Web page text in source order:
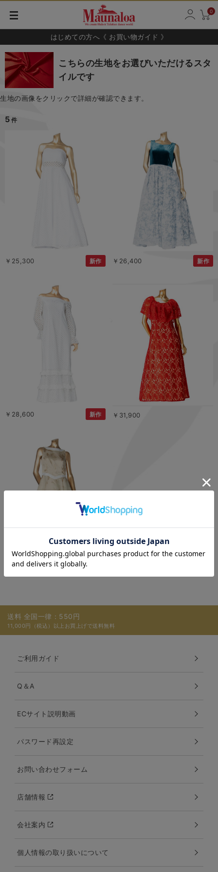
0
はじめての方へ《 お買い物ガイド 》
こちらの生地をお選びいただけるスタ
イルです
生地の画像をクリックで詳細が確認できます。
5 件
￥25,300 新作 ￥26,400 新作
￥28,600 新作 ￥31,900
￥26,400
送料 全国一律：550円
11,000円（税込）以上お買上げで送料無料
ご利用ガイド
Q＆A
ECサイト説明動画
パスワード再設定
お問い合わせフォーム
店舗情報
会社案内
個人情報の取り扱いについて